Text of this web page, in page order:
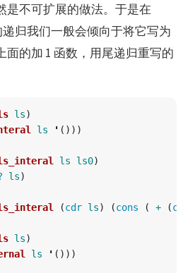
是不可扩展的做法。于是在
归我们一般会倾向于将它写为
面的加 1 函数，用尾递归重写的
ls)
ls ' ()))
ls ls0)
ls)
(cdr ls) (cons ( + (car
ls)
ls ' ()))